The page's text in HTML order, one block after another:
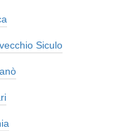
Siculo